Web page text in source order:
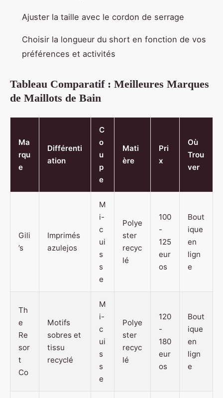
Ajuster la taille avec le cordon de serrage
Choisir la longueur du short en fonction de vos
préférences et activités
Tableau Comparatif : Meilleures Marques
de Maillots de Bain
Ma
rqu
e
Différenti
ation
C
o
u
p
e
Mati
ère
Pri
x
Où
Trou
ver
Gili
’s
Imprimés
azulejos
M
i-
c
ui
s
s
e
Polye
ster
recyc
lé
100
-
125
eur
os
Bout
ique
en
lign
e
Th
e
Re
sor
t
Co
Motifs
sobres et
tissu
recyclé
M
i-
c
ui
s
s
e
Polye
ster
recyc
lé
120
-
180
eur
os
Bout
ique
en
lign
e